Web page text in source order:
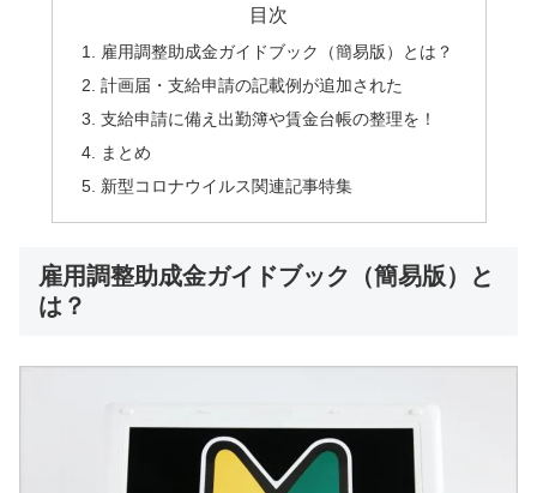
目次
雇用調整助成金ガイドブック（簡易版）とは？
計画届・支給申請の記載例が追加された
支給申請に備え出勤簿や賃金台帳の整理を！
まとめ
新型コロナウイルス関連記事特集
雇用調整助成金ガイドブック（簡易版）と
は？